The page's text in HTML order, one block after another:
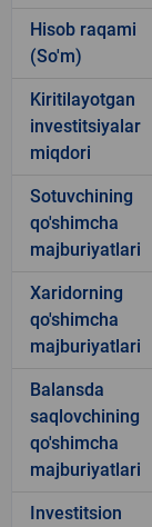
Hisob raqami
(So'm)
Kiritilayotgan
investitsiyalar
miqdori
Sotuvchining
qo'shimcha
majburiyatlari
Xaridorning
qo'shimcha
majburiyatlari
Balansda
saqlovchining
qo'shimcha
majburiyatlari
Investitsion